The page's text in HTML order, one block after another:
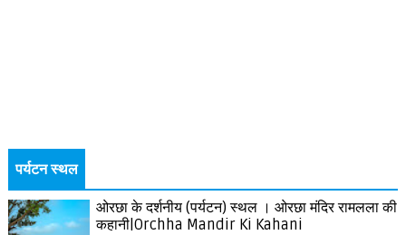
पर्यटन स्थल
ओरछा के दर्शनीय (पर्यटन) स्थल । ओरछा मंदिर रामलला की
कहानी|Orchha Mandir Ki Kahani